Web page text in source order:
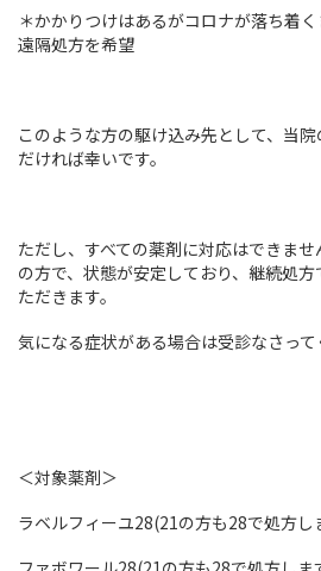
＊かかりつけはあるがコロナが落ち着
遠隔処方を希望
このような方の駆け込み先として、当
だければ幸いです。
ただし、すべての薬剤に対応はできま
の方で、状態が安定しており、継続処
ただきます。
気になる症状がある場合は受診なさって
＜対象薬剤＞
ラベルフィーユ28(21の方も28で処方し